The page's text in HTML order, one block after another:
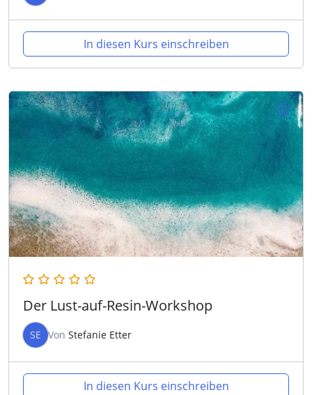
In diesen Kurs einschreiben
Der Lust-auf-Resin-Workshop
SE Von Stefanie Etter
In diesen Kurs einschreiben